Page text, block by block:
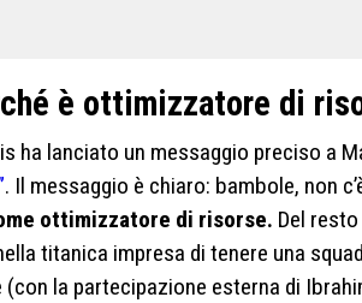
è ottimizzatore di
ha lanciato un messaggio preciso a
. Il messaggio è chiaro: bambole, non
ottimizzatore di risorse. Del resto
titanica impresa di tenere una
la partecipazione esterna di